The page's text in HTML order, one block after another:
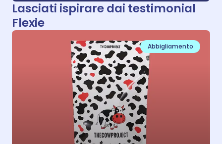
Lasciati ispirare dai testimonial
Flexie
Abbigliamento